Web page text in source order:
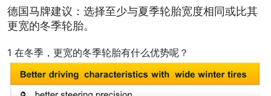
德国马牌建议：选择至少与夏季轮胎宽度相同或比其
更宽的冬季轮胎。
1 在冬季，更宽的冬季轮胎有什么优势呢？